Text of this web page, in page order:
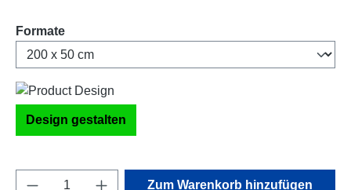
Formateauswählen
Design gestalten
Produkt Anzahl: Gib den gewünschten
Zum Warenkorb hinzufügen